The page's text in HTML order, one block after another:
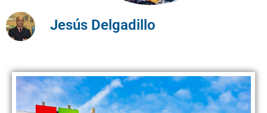
Jesús Delgadillo